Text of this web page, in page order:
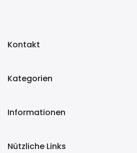
Kontakt
Kategorien
Informationen
Nützliche Links